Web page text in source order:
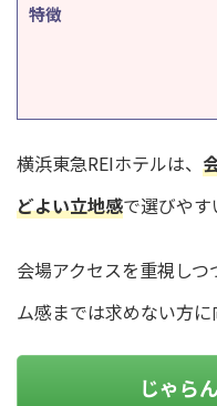
特徴
横浜東急REIホテルは、
どよい立地感で選びやす
会場アクセスを重視し
ム感までは求めない方に
じゃら